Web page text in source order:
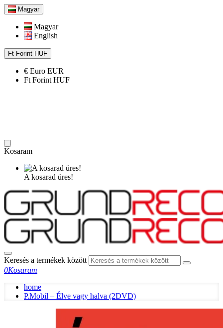
Magyar
Magyar
English
Ft Forint HUF
€ Euro EUR
Ft Forint HUF
Kosaram
A kosarad üres!
Keresés a termékek között
0Kosaram
home
P.Mobil – Élve vagy halva (2DVD)